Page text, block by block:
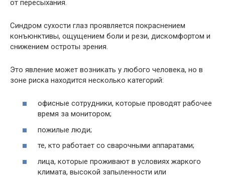
от пересыхания.
Синдром сухости глаз проявляется покраснением
конъюнктивы, ощущением боли и рези, дискомфортом и
снижением остроты зрения.
Это явление может возникать у любого человека, но в
зоне риска находится несколько категорий:
офисные сотрудники, которые проводят рабочее
время за монитором;
пожилые люди;
те, кто работает со сварочными аппаратами;
лица, которые проживают в условиях жаркого
климата, высокой запыленности или